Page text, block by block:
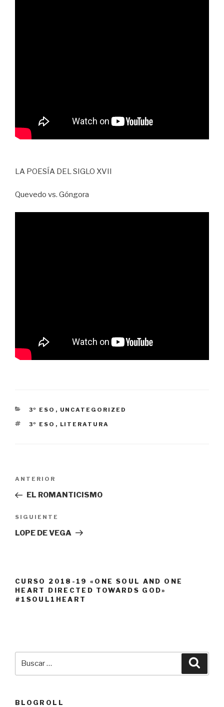
LA POESÍA DEL SIGLO XVII
Quevedo vs. Góngora
CATEGORÍAS
3º ESO , UNCATEGORIZED
ETIQUETAS
3º ESO , LITERATURA
entradas
Entrada
anterior:
ANTERIOR
EL ROMANTICISMO
Siguiente
entrada
SIGUIENTE
LOPE DE VEGA
CURSO 2018-19 «ONE SOUL AND ONE
HEART DIRECTED TOWARDS GOD»
#1SOUL1HEART
BLOGROLL